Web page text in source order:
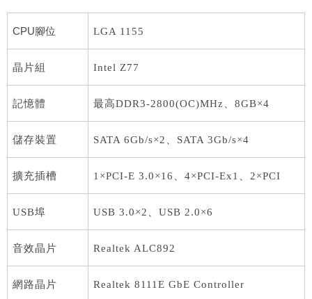
CPU腳位 LGA 1155
晶片組 Intel Z77
記憶體 最高DDR3-2800(OC)MHz、8GB×4
儲存裝置 SATA 6Gb/s×2、SATA 3Gb/s×4
擴充插槽 1×PCI-E 3.0×16、4×PCI-Ex1、2×PCI
USB埠 USB 3.0×2、USB 2.0×6
音效晶片 Realtek ALC892
網路晶片 Realtek 8111E GbE Controller